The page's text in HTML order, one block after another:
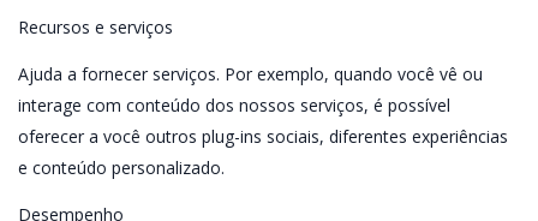
Recursos e serviços
Ajuda a fornecer serviços. Por exemplo, quando você vê ou
interage com conteúdo dos nossos serviços, é possível
oferecer a você outros plug-ins sociais, diferentes experiências
e conteúdo personalizado.
Desempenho